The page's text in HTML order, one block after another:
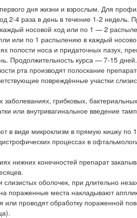
дня жизни и взрослым. Для
2-4 раза в день в течение 1-2 недель.
носовой ход или по 1 — 2
или по 1 распылению в каждый
полости носа и придаточных пазух,
Продолжительность курса — 7-15 дней.
рта производят полоскание
повреждённые участки
грибковых,
или внутривагинальное введение
в виде микроклизм в прямую кишку по
процессах в
нижних конечностей препарат
слизистых оболочек, при длительно
на пораженные места накладывают
или проводят обработку пораженной